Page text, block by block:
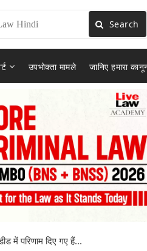
Search
उपभोक्ता मामले जानिए हमारा
में परिणाम दिए गए हैं...